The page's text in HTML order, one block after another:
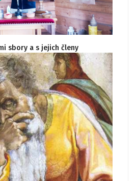
sbory a s jejich členy